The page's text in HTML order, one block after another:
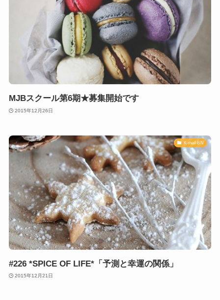
MJBスクール第6期★募集開始です
2015年12月26日
K-mail-BN
#226 *SPICE OF LIFE*「予測と幸運の関係」
2015年12月21日